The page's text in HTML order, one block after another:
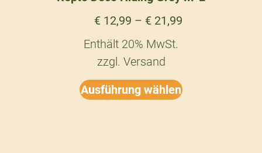
€ 12,99 – € 21,99
Enthält 20% MwSt.
zzgl. Versand
Ausführung wählen